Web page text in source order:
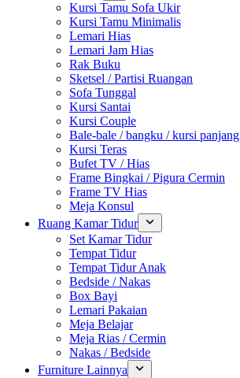
Kursi Tamu Sofa Ukir
Kursi Tamu Minimalis
Lemari Hias
Lemari Jam Hias
Rak Buku
Sketsel / Partisi Ruangan
Sofa Tunggal
Kursi Santai
Kursi Couple
Bale-bale / bangku / kursi panjang
Kursi Teras
Bufet TV / Hias
Frame Bingkai / Pigura Cermin
Frame TV Hias
Meja Konsul
Ruang Kamar Tidur
Set Kamar Tidur
Tempat Tidur
Tempat Tidur Anak
Bedside / Nakas
Box Bayi
Lemari Pakaian
Meja Belajar
Meja Rias / Cermin
Nakas / Bedside
Furniture Lainnya